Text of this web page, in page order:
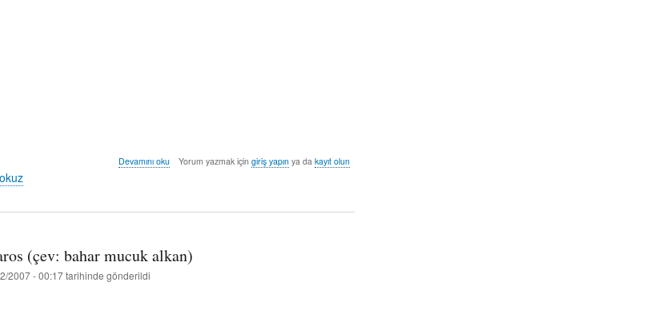
şarkılar
aydemir
Devamını oku Yorum yazmak içingiriş yapın ya dakayıt olun
(çev: bahar mucuk alkan)
2007 - 00:17tarihinde gönderildi